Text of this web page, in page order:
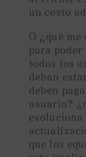
un costo
O ¿qué me
para
todos los
deban
deben
usuario?
evoluciona
que los